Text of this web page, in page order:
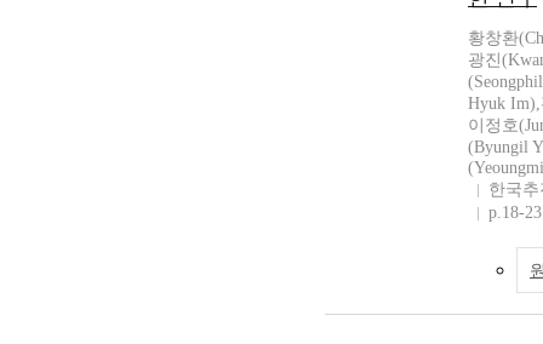
황창환
광진
Hyuk Im),
이정호
(Byungil
한국
p.18-23